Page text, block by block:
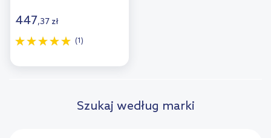
447,37 zł
(1)
Szukaj według marki